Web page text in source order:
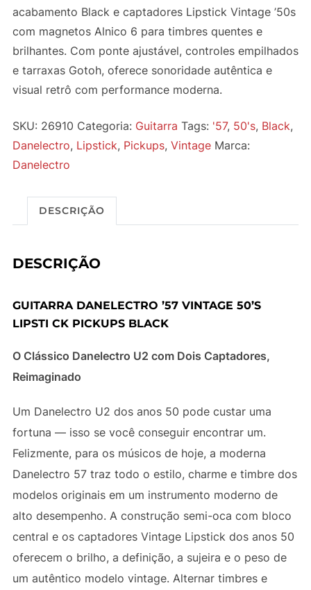
acabamento Black e captadores Lipstick Vintage ’50s
com magnetos Alnico 6 para timbres quentes e
brilhantes. Com ponte ajustável, controles empilhados
e tarraxas Gotoh, oferece sonoridade autêntica e
visual retrô com performance moderna.
SKU: 26910 Categoria: Guitarra Tags: '57, 50's, Black,
Danelectro, Lipstick, Pickups, Vintage Marca:
Danelectro
DESCRIÇÃO
DESCRIÇÃO
GUITARRA DANELECTRO ’57 VINTAGE 50’S
LIPSTI CK PICKUPS BLACK
O Clássico Danelectro U2 com Dois Captadores,
Reimaginado
Um Danelectro U2 dos anos 50 pode custar uma
fortuna — isso se você conseguir encontrar um.
Felizmente, para os músicos de hoje, a moderna
Danelectro 57 traz todo o estilo, charme e timbre dos
modelos originais em um instrumento moderno de
alto desempenho. A construção semi-oca com bloco
central e os captadores Vintage Lipstick dos anos 50
oferecem o brilho, a definição, a sujeira e o peso de
um autêntico modelo vintage. Alternar timbres e